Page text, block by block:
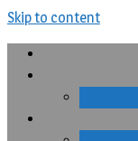
Skip to content